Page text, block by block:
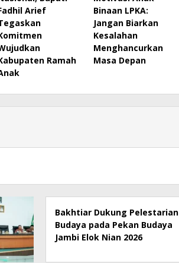
Arief
Ramah
Binaan LPKA:
Jangan Biarkan
Kesalahan
Menghancurkan
Masa Depan
Bakhtiar Dukung Pelestarian
Budaya pada Pekan Budaya
Jambi Elok Nian 2026